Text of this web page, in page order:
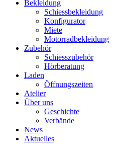
Bekleidung
Schiessbekleidung
Konfigurator
Miete
Motorradbekleidung
Zubehör
Schiesszubehör
Hörberatung
Laden
Öffnungszeiten
Atelier
Über uns
Geschichte
Verbände
News
Aktuelles